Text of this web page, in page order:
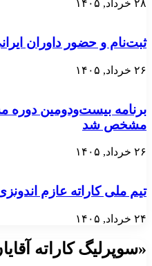
۲۸ خرداد, ۱۴۰۵
ثبت‌نام و حضور داوران
۲۶ خرداد, ۱۴۰۵
برنامه بیست‌ودومین دوره
مشخص شد
۲۶ خرداد, ۱۴۰۵
تیم ملی کاراته عازم
۲۴ خرداد, ۱۴۰۵
«سوپرلیگ کاراته